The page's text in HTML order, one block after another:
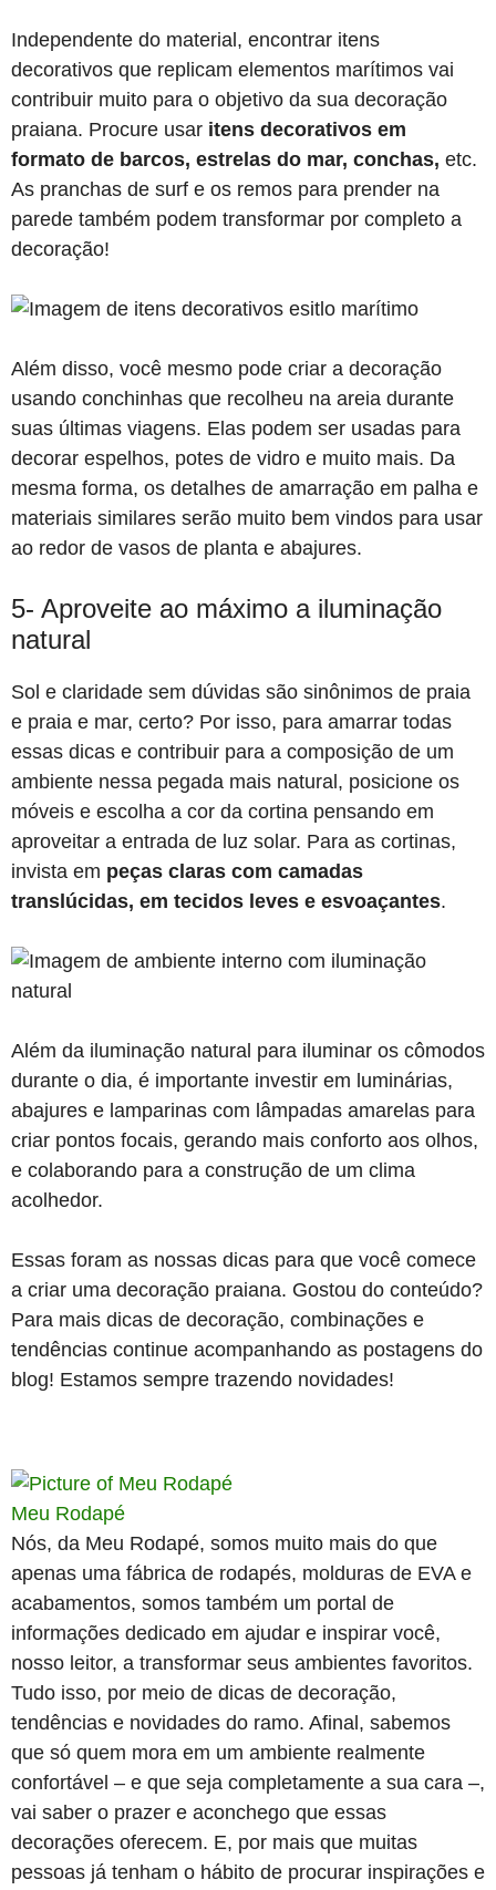
Independente do material, encontrar itens
decorativos que replicam elementos marítimos vai
contribuir muito para o objetivo da sua decoração
praiana. Procure usar itens decorativos em
formato de barcos, estrelas do mar, conchas, etc.
As pranchas de surf e os remos para prender na
parede também podem transformar por completo a
decoração!
Além disso, você mesmo pode criar a decoração
usando conchinhas que recolheu na areia durante
suas últimas viagens. Elas podem ser usadas para
decorar espelhos, potes de vidro e muito mais. Da
mesma forma, os detalhes de amarração em palha e
materiais similares serão muito bem vindos para usar
ao redor de vasos de planta e abajures.
5- Aproveite ao máximo a iluminação
natural
Sol e claridade sem dúvidas são sinônimos de praia
e praia e mar, certo? Por isso, para amarrar todas
essas dicas e contribuir para a composição de um
ambiente nessa pegada mais natural, posicione os
móveis e escolha a cor da cortina pensando em
aproveitar a entrada de luz solar. Para as cortinas,
invista em peças claras com camadas
translúcidas, em tecidos leves e esvoaçantes.
Além da iluminação natural para iluminar os cômodos
durante o dia, é importante investir em luminárias,
abajures e lamparinas com lâmpadas amarelas para
criar pontos focais, gerando mais conforto aos olhos,
e colaborando para a construção de um clima
acolhedor.
Essas foram as nossas dicas para que você comece
a criar uma decoração praiana. Gostou do conteúdo?
Para mais dicas de decoração, combinações e
tendências continue acompanhando as postagens do
blog! Estamos sempre trazendo novidades!
Meu Rodapé
Nós, da Meu Rodapé, somos muito mais do que
apenas uma fábrica de rodapés, molduras de EVA e
acabamentos, somos também um portal de
informações dedicado em ajudar e inspirar você,
nosso leitor, a transformar seus ambientes favoritos.
Tudo isso, por meio de dicas de decoração,
tendências e novidades do ramo. Afinal, sabemos
que só quem mora em um ambiente realmente
confortável – e que seja completamente a sua cara –,
vai saber o prazer e aconchego que essas
decorações oferecem. E, por mais que muitas
pessoas já tenham o hábito de procurar inspirações e